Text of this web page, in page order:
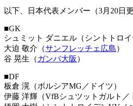
以下、日本代表メンバー（3月20日更
■GK
シュミット ダニエル（シントトロ
大迫 敬介（サンフレッチェ広島）
谷 晃生（ ガンバ大阪 ）
■DF
板倉 滉（ボルシアMG／ドイツ）
伊藤 洋輝（VfBシュツットガルト／